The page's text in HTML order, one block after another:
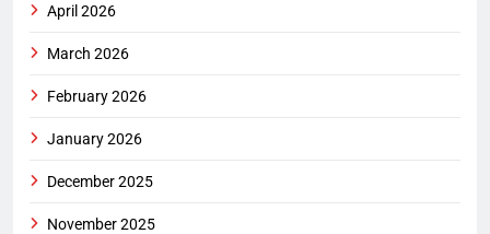
April 2026
March 2026
February 2026
January 2026
December 2025
November 2025